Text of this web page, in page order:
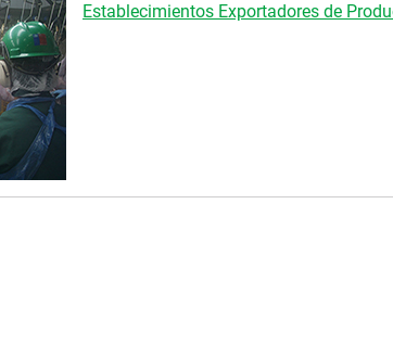
Establecimientos Exportadores de